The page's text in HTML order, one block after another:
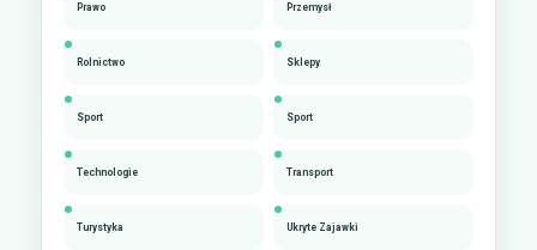
Prawo Przemysł
Rolnictwo Sklepy
Sport Sport
Technologie Transport
Turystyka Ukryte Zajawki